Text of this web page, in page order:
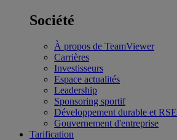
Société
À propos de TeamViewer
Carrières
Investisseurs
Espace actualités
Leadership
Sponsoring sportif
Développement durable et RSE
Gouvernement d'entreprise
Tarification